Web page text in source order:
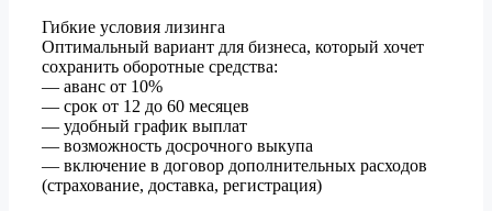
Гибкие условия лизинга
Оптимальный вариант для бизнеса, который хочет
сохранить оборотные средства:
— аванс от 10%
— срок от 12 до 60 месяцев
— удобный график выплат
— возможность досрочного выкупа
— включение в договор дополнительных расходов
(страхование, доставка, регистрация)